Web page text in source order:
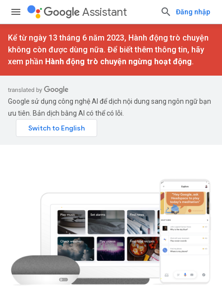
Assistant Đăng nhập
Kể từ ngày 13 tháng 6 năm 2023, Hành động trò chuyện
không còn được dùng nữa. Để biết thêm thông tin, hãy
xem phần Hành động trò chuyện ngừng hoạt động.
Google sử dụng công nghệ AI để dịch nội dung sang ngôn ngữ bạn
ưu tiên. Bản dịch bằng AI có thể có lỗi.